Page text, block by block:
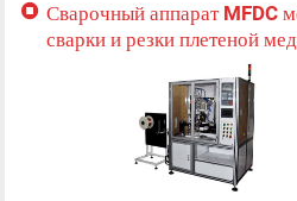
Сварочный аппарат MFDC
сварки и резки плетеной